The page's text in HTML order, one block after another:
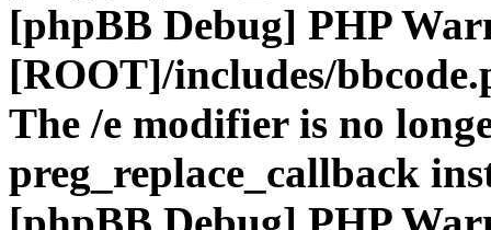
[phpBB Debug] PHP
[ROOT]/includes/
The /e modifier is no
preg_replace_callback